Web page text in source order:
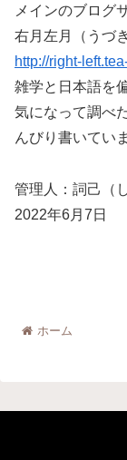
メインのブログ
右月左月（うづ
http://right-
雑学と日本語を
気になって調べ
んびり書いてい
管理人：詞己（
2022年6月7日
ホーム